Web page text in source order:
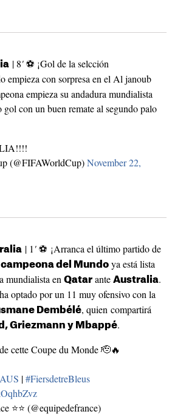
| 8'⚽ ¡Gol de la selcción
empieza con sorpresa en el Al janoub
empieza su andadura mundialista
gol con un buen remate al segundo palo
(@FIFAWorldCup)November 22,
| 1 '⚽ ¡Arranca el último partido de
del Mundoya está lista
mundialista en Qatarante Australia.
optado por un 11 muy ofensivo con la
Dembélé, quien compartirá
Griezmann y Mbappé.
cette Coupe du Monde 🫡🔥
|#FiersdetreBleus
⭐⭐ (@equipedefrance)